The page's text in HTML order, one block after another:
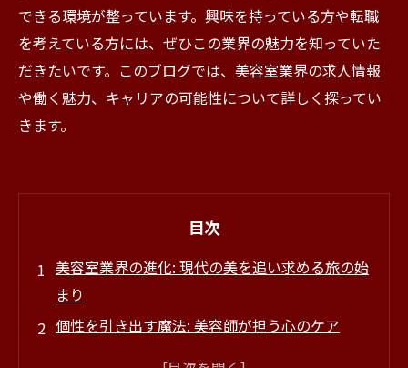
できる環境が整っています。興味を持っている方や転職
を考えている方には、ぜひこの業界の魅力を知っていた
だきたいです。このブログでは、美容室業界の求人情報
や働く魅力、キャリアの可能性について詳しく探ってい
きます。
目次
美容室業界の進化: 現代の美を追い求める旅の始
まり
個性を引き出す魔法: 美容師が担う心のケア
信頼関係が生まれる瞬間: 顧客との特別な絆